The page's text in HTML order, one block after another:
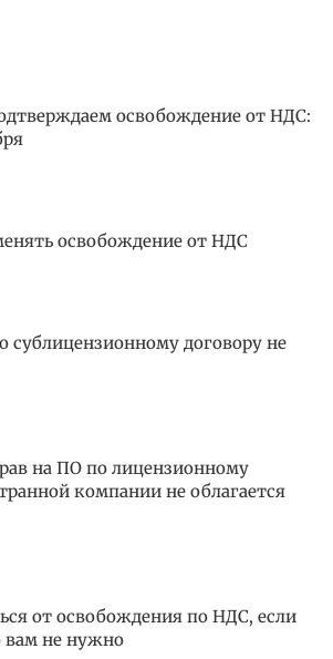
освобождение от НДС:
освобождение от НДС
сублицензионному договору не
на ПО по лицензионному
компании не облагается
от освобождения по НДС, если
вам не нужно